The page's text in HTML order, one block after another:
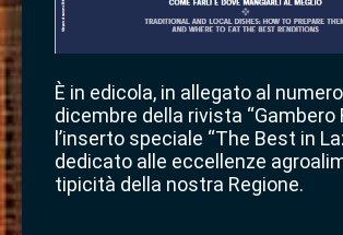
È in edicola, in allegato al
dicembre della rivista “Gambero
l’inserto speciale “The Best in
dedicato alle eccellenze
tipicità della nostra Regione.